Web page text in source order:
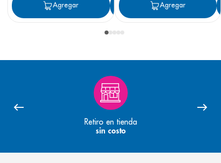
Agregar Agregar
Agregar
Retiro en tienda
sin costo